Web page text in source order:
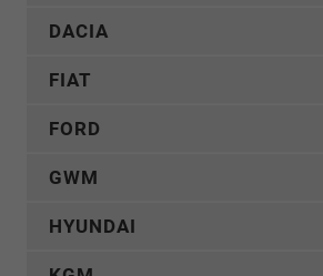
DACIA
FIAT
FORD
GWM
HYUNDAI